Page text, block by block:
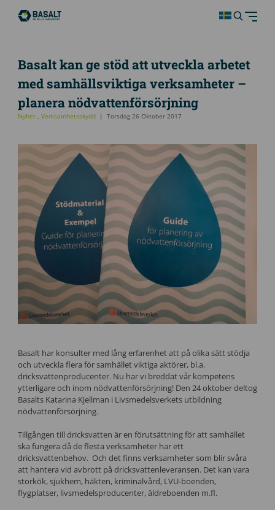
Basalt kan ge stöd att utveckla arbetet
med samhällsviktiga verksamheter –
planera nödvattenförsörjning
Nyhet Verksamhetsskydd Torsdag 26 Oktober 2017
Basalt har konsulter med lång erfarenhet att på olika sätt stödja
och utveckla flera för samhället viktiga aktörer, bl.a.
dricksvattenproducenter. Nu har vi breddat vår kompetens
ytterligare och inom nödvattenförsörjning! Den 24 oktober deltog
Basalts Katarina Kjellman i Livsmedelsverkets utbildning
nödvattenförsörjning.
Tillgången till dricksvatten är en förutsättning för att samhället
ska fungera då de flesta verksamheter har ett
dricksvattenbehov. Och det finns verksamheter som blir svåra
att hantera vid avbrott på dricksvattenleveransen. Det kan vara
storkök, sjukhem, häkten, kriminalvård, LVU-boenden,
flygplatser, livsmedelsproducenter, äldreboenden m.fl.